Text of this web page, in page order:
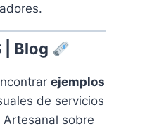
.
| Blog
ejemplos
de servicios
Artesanal sobre